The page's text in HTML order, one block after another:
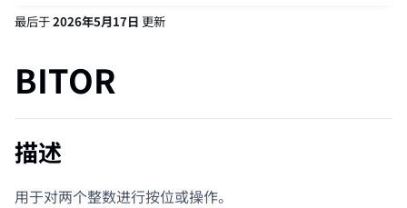
最后于2026年5月17日 更新
BITOR
描述
用于对两个整数进行按位或操作。